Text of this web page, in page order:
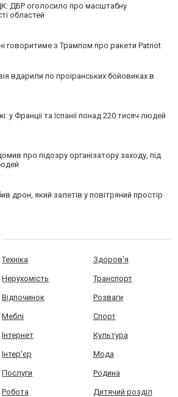
ДБР оголосило про масштабну
областей
говоритиме з Трампом про ракети Patriot
вдарили по проіранських бойовиках в
у Франції та Іспанії понад 220 тисяч людей
про підозру організатору заходу, під
дрон, який залетів у повітряний простір
Техніка Здоров'я
Нерухомість Транспорт
Відпочинок Розваги
Меблі Спорт
Інтернет Культура
Інтер'єр Мода
Послуги Родина
Робота Дитячий розділ